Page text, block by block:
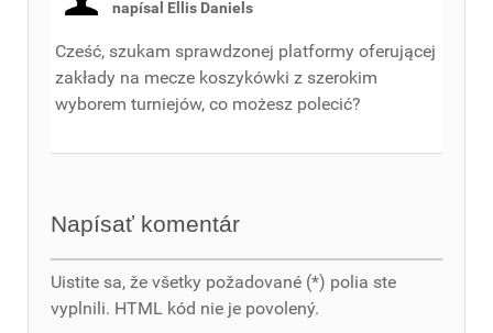
napísal Ellis Daniels
Cześć, szukam sprawdzonej platformy oferującej
zakłady na mecze koszykówki z szerokim
wyborem turniejów, co możesz polecić?
Napísať komentár
Uistite sa, že všetky požadované (*) polia ste
vyplnili. HTML kód nie je povolený.